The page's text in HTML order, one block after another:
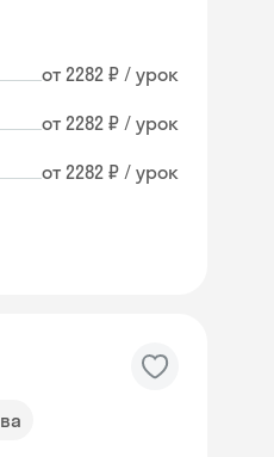
от 2282 ₽ / урок
от 2282 ₽ / урок
от 2282 ₽ / урок